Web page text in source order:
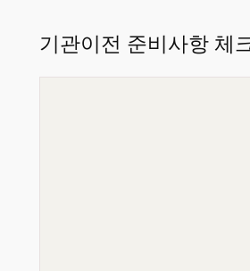
기관이전 준비사항 체